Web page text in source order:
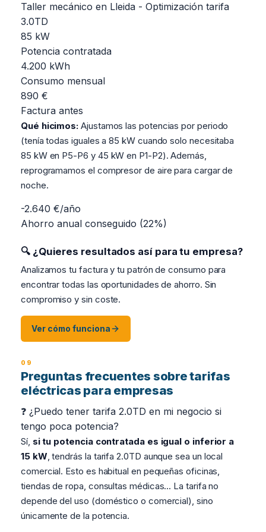
Taller mecánico en Lleida - Optimización tarifa
3.0TD
85 kW
Potencia contratada
4.200 kWh
Consumo mensual
890 €
Factura antes
Qué hicimos: Ajustamos las potencias por periodo
(tenía todas iguales a 85 kW cuando solo necesitaba
85 kW en P5-P6 y 45 kW en P1-P2). Además,
reprogramamos el compresor de aire para cargar de
noche.
-2.640 €/año
Ahorro anual conseguido (22%)
🔍 ¿Quieres resultados así para tu empresa?
Analizamos tu factura y tu patrón de consumo para
encontrar todas las oportunidades de ahorro. Sin
compromiso y sin coste.
Ver cómo funciona
Preguntas frecuentes sobre tarifas
eléctricas para empresas
❓ ¿Puedo tener tarifa 2.0TD en mi negocio si
tengo poca potencia?
Sí, si tu potencia contratada es igual o inferior a
15 kW, tendrás la tarifa 2.0TD aunque sea un local
comercial. Esto es habitual en pequeñas oficinas,
tiendas de ropa, consultas médicas... La tarifa no
depende del uso (doméstico o comercial), sino
únicamente de la potencia.